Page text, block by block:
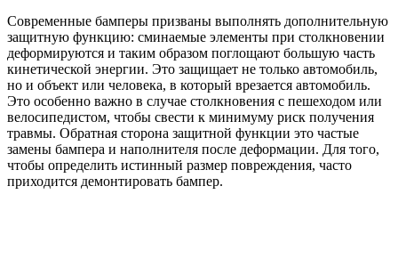
Современные бамперы призваны выполнять дополнительную
защитную функцию: сминаемые элементы при столкновении
деформируются и таким образом поглощают большую часть
кинетической энергии. Это защищает не только автомобиль,
но и объект или человека, в который врезается автомобиль.
Это особенно важно в случае столкновения с пешеходом или
велосипедистом, чтобы свести к минимуму риск получения
травмы. Обратная сторона защитной функции это частые
замены бампера и наполнителя после деформации. Для того,
чтобы определить истинный размер повреждения, часто
приходится демонтировать бампер.